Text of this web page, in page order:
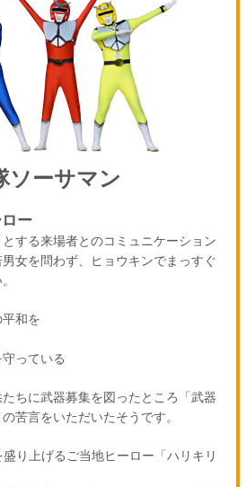
ソーサマン
ー
する来場者とのコミュニケーション
女を問わず、ヒョウキンでまっすぐ
和を
っている
ちに武器募集を図ったところ「武器
苦言をいただいたそうです。
盛り上げるご当地ヒーロー「ハリキリ